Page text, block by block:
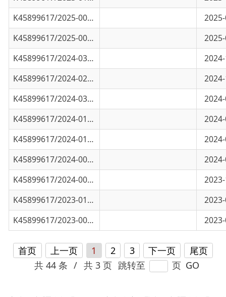
K45899617/2024-02944 乌恰县2024年第三季度村庄空气质量监测
2024-10-23
K45899617/2024-03030 2024年大气污染防治工作进展情况
2024-08-22
K45899617/2024-01836 乌恰县国家生态功能区空气质量监测数据
2024-07-05
K45899617/2024-01083
乌恰县国家生态功能区空气质量监测数据
2024-04-07
K45899617/2024-00163 乌恰县2023年第四季度空气质量检测报告
2024-01-18
K45899617/2024-00165 乌恰县2023年第三季度空气质量检测报告
2023-10-16
K45899617/2023-01398 乌恰县2023年第二季度国家生态功能区空
2023-07-13
K45899617/2023-00702
乌恰县2023年第一季度国家生态功能区空
2023-04-06
首页 上一页 1
共 44 条 / 共 3 页
地 址：新疆克州乌恰县光明路1号 联系电话：0908-4621030